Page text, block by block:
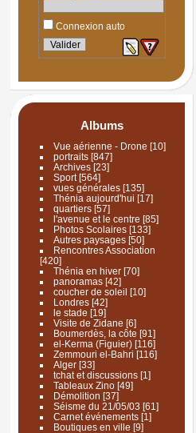
Connexion auto
Albums
Vue aérienne - Drone [10]
portraits[847]
Archives [23]
Sport[564]
vues générales[135]
Thénia aujourd'hui [17]
quartiers[57]
l'avenue et le centre [85]
Photos Scolaires[133]
Autres paysages[50]
Rencontres Association
[420]
Thénia en hiver[70]
panoramas[42]
coucher de soleil [10]
Londres[42]
le stade [19]
Visite de Zidane [6]
Boumerdès, la côte [91]
el-Kerma (Figuier)[116]
Zemmouri el-Bahri [116]
Alger[33]
tchat et discussions[1]
Tableaux Zino[49]
Démolition [37]
Séisme du 21/05/03 [61]
Carnet événements[1]
Boutiques en ville [9]